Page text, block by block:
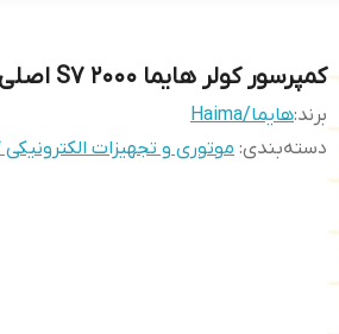
کمپرسور کولر هایما S7 2000 اصلی شرکتی
برند:هایما/Haima
دسته‌بندی: موتوری و تجهیزات الکترونیکی S7